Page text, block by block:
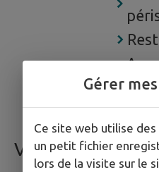
VIE LOCALE ET
Gérer
Ce site web utilise
un petit fichier
lors de la visite sur le